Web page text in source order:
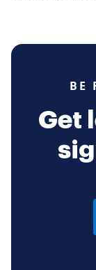
BE
Get